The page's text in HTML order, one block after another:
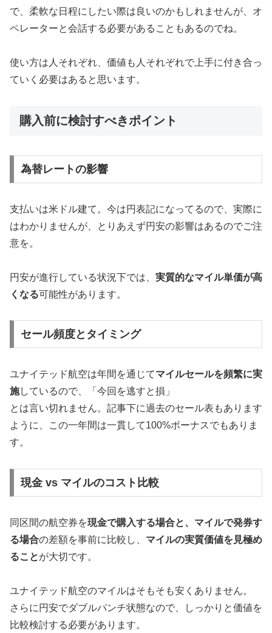
で、柔軟な日程にしたい際は良いのかもしれませんが、オ
ペレーターと会話する必要があることもあるのでね。
使い方は人それぞれ、価値も人それぞれで上手に付き合っ
ていく必要はあると思います。
購入前に検討すべきポイント
為替レートの影響
支払いは米ドル建て。今は円表記になってるので、実際に
はわかりませんが、とりあえず円安の影響はあるのでご注
意を。
円安が進行している状況下では、 実質的なマイル単価が高
くなる可能性があります。
セール頻度とタイミング
ユナイテッド航空は年間を通じてマイルセールを頻繁に実
施しているので、「今回を逃すと損」
とは言い切れません。記事下に過去のセール表もあります
ように、この一年間は一貫して100%ボーナスでもありま
す。
現金 vs マイルのコスト比較
同区間の航空券を現金で購入する場合と、マイルで発券す
る場合の差額を事前に比較し、 マイルの実質価値を見極め
ることが大切です。
ユナイテッド航空のマイルはそもそも安くありません。
さらに円安でダブルパンチ状態なので、しっかりと価値を
比較検討する必要があります。